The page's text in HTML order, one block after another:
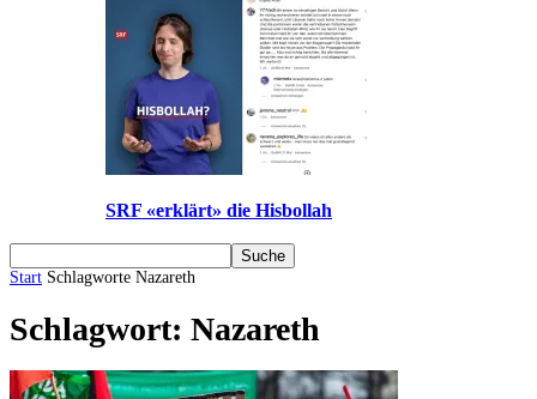
SRF «erklärt» die Hisbollah
Start Schlagworte Nazareth
Schlagwort: Nazareth